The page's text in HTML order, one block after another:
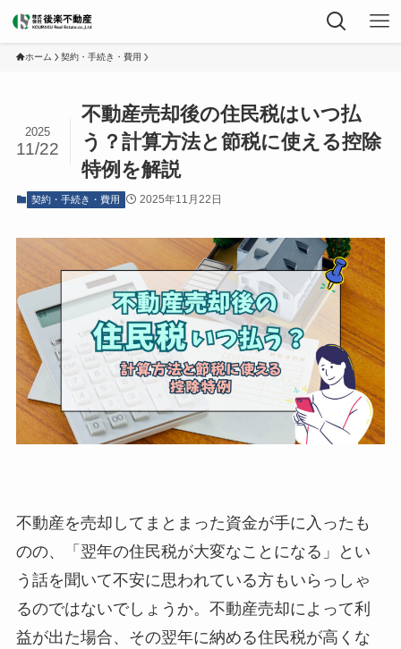
ホーム 契約・手続き・費用
不動産売却後の住民税はいつ払
う？計算方法と節税に使える控除
特例を解説
2025
11/22
契約・手続き・費用 2025年11月22日
不動産を売却してまとまった資金が手に入ったも
のの、「翌年の住民税が大変なことになる」とい
う話を聞いて不安に思われている方もいらっしゃ
るのではないでしょうか。不動産売却によって利
益が出た場合、その翌年に納める住民税が高くな